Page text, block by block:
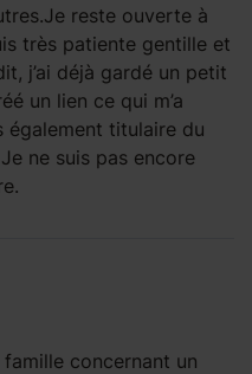
reste ouverte à
très patiente gentille et
j’ai déjà gardé un petit
un lien ce qui m’a
également titulaire du
ne suis pas encore
famille concernant un